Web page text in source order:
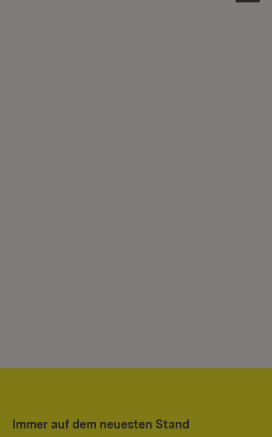
Immer auf dem neuesten Stand